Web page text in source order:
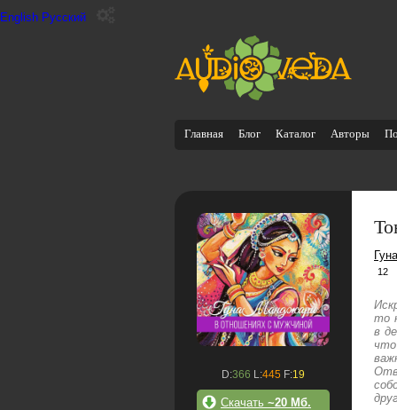
English Русский
Главная Блог Каталог Авторы
D:366 L:445 F:19
Скачать ~20 Мб.
12
то
в